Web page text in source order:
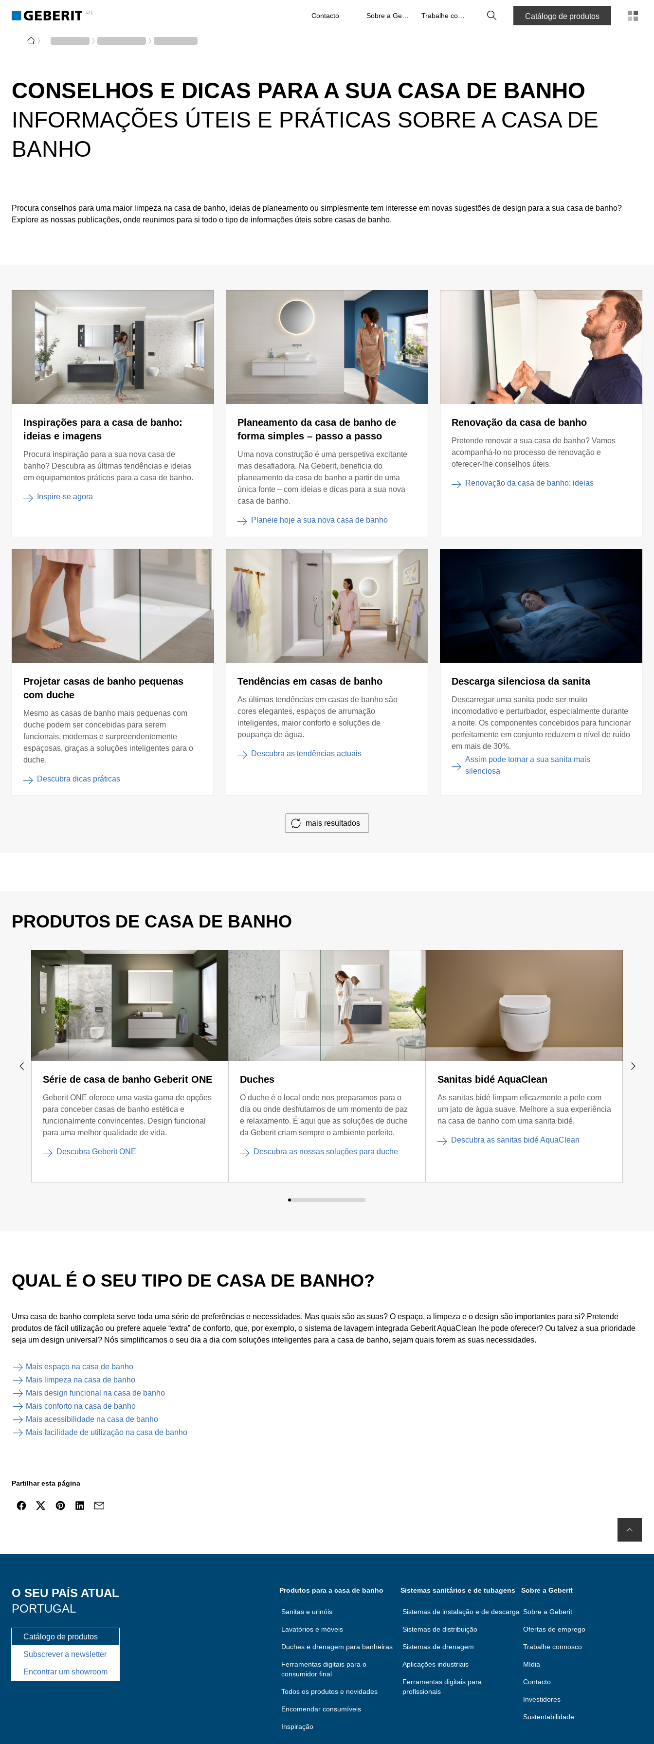
PT Contacto PesquisaCatálogo de produtos
CONSELHOS E DICAS PARA A SUA CASA DE BANHO
INFORMAÇÕES ÚTEIS E PRÁTICAS SOBRE A CASA DE
BANHO
Procura conselhos para uma maior limpeza na casa de banho, ideias de planeamento ou simplesmente tem interesse em novas sugestões de design para a sua casa de banho?
Explore as nossas publicações, onde reunimos para si todo o tipo de informações úteis sobre casas de banho.
Inspirações para a casa de banho:
ideias e imagens
Procura inspiração para a sua nova casa de
banho? Descubra as últimas tendências e ideias
em equipamentos práticos para a casa de banho.
Inspire-se agora
Planeamento da casa de banho de
forma simples – passo a passo
Uma nova construção é uma perspetiva excitante
mas desafiadora. Na Geberit, beneficia do
planeamento da casa de banho a partir de uma
única fonte – com ideias e dicas para a sua nova
casa de banho.
Planeie hoje a sua nova casa de banho
Renovação da casa de banho
Pretende renovar a sua casa de banho? Vamos
acompanhá-lo no processo de renovação e
oferecer-lhe conselhos úteis.
Renovação da casa de banho: ideias
Projetar casas de banho pequenas
com duche
Mesmo as casas de banho mais pequenas com
duche podem ser concebidas para serem
funcionais, modernas e surpreendentemente
espaçosas, graças a soluções inteligentes para o
duche.
Descubra dicas práticas
Tendências em casas de banho
As últimas tendências em casas de banho são
cores elegantes, espaços de arrumação
inteligentes, maior conforto e soluções de
poupança de água.
Descubra as tendências actuais
Descarga silenciosa da sanita
Descarregar uma sanita pode ser muito
incomodativo e perturbador, especialmente durante
a noite. Os componentes concebidos para funcionar
perfeitamente em conjunto reduzem o nível de ruído
em mais de 30%.
Assim pode tornar a sua sanita mais
silenciosa
mais resultados
PRODUTOS DE CASA DE BANHO
Série de casa de banho Geberit ONE
Geberit ONE oferece uma vasta gama de opções
para conceber casas de banho estética e
funcionalmente convincentes. Design funcional
para uma melhor qualidade de vida.
Descubra Geberit ONE
Duches
O duche é o local onde nos preparamos para o
dia ou onde desfrutamos de um momento de paz
e relaxamento. É aqui que as soluções de duche
da Geberit criam sempre o ambiente perfeito.
Descubra as nossas soluções para duche
Sanitas bidé AquaClean
As sanitas bidé limpam eficazmente a pele com
um jato de água suave. Melhore a sua experiência
na casa de banho com uma sanita bidé.
Descubra as sanitas bidé AquaClean
QUAL É O SEU TIPO DE CASA DE BANHO?
Uma casa de banho completa serve toda uma série de preferências e necessidades. Mas quais são as suas? O espaço, a limpeza e o design são importantes para si? Pretende
produtos de fácil utilização ou prefere aquele “extra” de conforto, que, por exemplo, o sistema de lavagem integrada Geberit AquaClean lhe pode oferecer? Ou talvez a sua prioridade
seja um design universal? Nós simplificamos o seu dia a dia com soluções inteligentes para a casa de banho, sejam quais forem as suas necessidades.
Mais espaço na casa de banho
Mais limpeza na casa de banho
Mais design funcional na casa de banho
Mais conforto na casa de banho
Mais acessibilidade na casa de banho
Mais facilidade de utilização na casa de banho
Partilhar esta página
O SEU PAÍS ATUAL
PORTUGAL
Catálogo de produtos
Subscrever a newsletter
Encontrar um showroom
Produtos para a casa de banho
Sanitas e urinóis
Lavatórios e móveis
Duches e drenagem para banheiras
Ferramentas digitais para o
consumidor final
Todos os produtos e novidades
Encomendar consumíveis
Inspiração
Sistemas sanitários e de tubagens
Sistemas de instalação e de descarga
Sistemas de distribuição
Sistemas de drenagem
Aplicações industriais
Ferramentas digitais para
profissionais
Sobre a Geberit
Sobre a Geberit
Ofertas de emprego
Trabalhe connosco
Mídia
Contacto
Investidores
Sustentabilidade